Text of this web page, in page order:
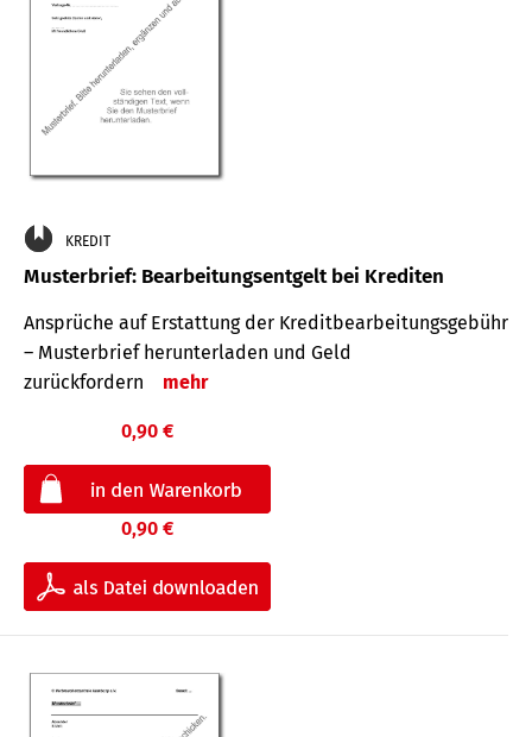
KREDIT
Musterbrief: Bearbeitungsentgelt bei Krediten
Ansprüche auf Erstattung der Kreditbearbeitungsgebühr
– Musterbrief herunterladen und Geld
zurückfordern
mehr
0,90 €
0,90 €